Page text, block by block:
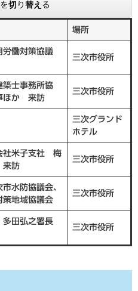
切り替える
場所
労働対策協議
三次市役所
築士事務所協
ほか 来訪
三次市役所
三次グランド
ホテル
社米子支社 梅
訪
三次市役所
水防協議会、
策地域協議会
三次市役所
多田弘之署長
三次市役所